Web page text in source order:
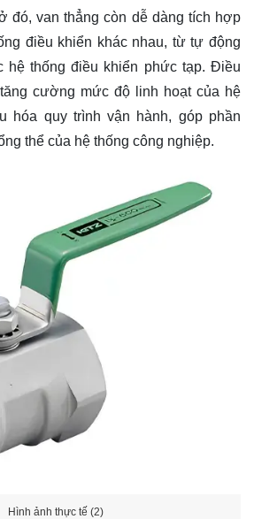
đó, van thẳng còn dễ dàng tích hợp
điều khiển khác nhau, từ tự động
hệ thống điều khiển phức tạp. Điều
cường mức độ linh hoạt của hệ
hóa quy trình vận hành, góp phần
thể của hệ thống công nghiệp.
Hình ảnh thực tế (2)